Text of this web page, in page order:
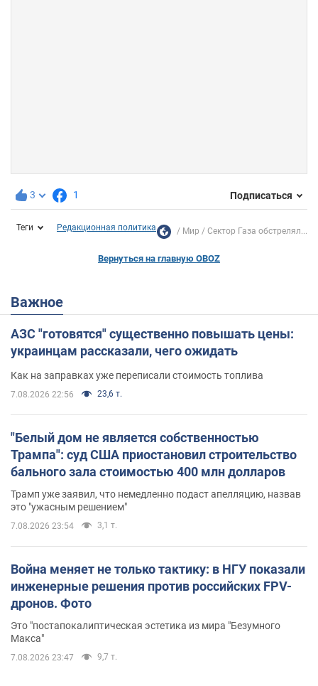
3 1 Подписаться
Теги Редакционная политика Мир Сектор Газа обстрелял...
Вернуться на главную OBOZ
Важное
АЗС "готовятся" существенно повышать цены:
украинцам рассказали, чего ожидать
Как на заправках уже переписали стоимость топлива
7.08.2026 22:56 23,6 т.
"Белый дом не является собственностью
Трампа": суд США приостановил строительство
бального зала стоимостью 400 млн долларов
Трамп уже заявил, что немедленно подаст апелляцию, назвав
это "ужасным решением"
7.08.2026 23:54 3,1 т.
Война меняет не только тактику: в НГУ показали
инженерные решения против российских FPV-
дронов. Фото
Это "постапокалиптическая эстетика из мира "Безумного
Макса"
7.08.2026 23:47 9,7 т.